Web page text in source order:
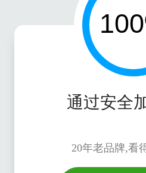
通过安全
20年老品牌,看